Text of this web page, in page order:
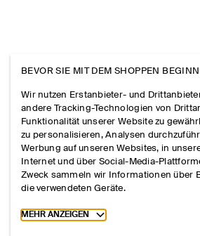
BEVOR SIE MIT DEM SHOPPEN
Wir nutzen Erstanbieter- und
andere Tracking-Technologien von
Funktionalität unserer Website zu
zu personalisieren, Analysen
Werbung auf unseren Websites, in
Internet und über Social-Media-
Zweck sammeln wir Informationen über
die verwendeten Geräte.
Toggle more cookie information
MEHR ANZEIGEN